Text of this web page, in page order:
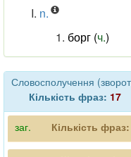
n.
борг (ч.)
Словосполучення
Кількість фраз: 17
заг. Кількість фраз: